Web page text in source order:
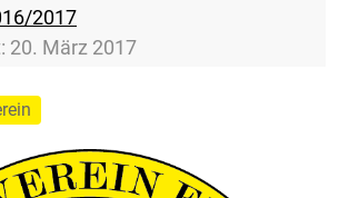
2017
20. März 2017